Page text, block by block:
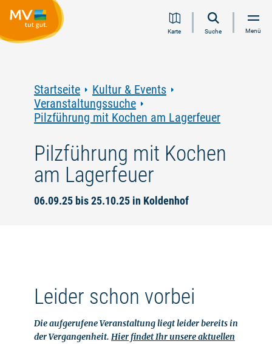
Inhalt
Navigation
Volltextsuche
FooterKarte Suche Menü
Startseite
Kultur & Events
Veranstaltungssuche
Pilzführung mit Kochen am Lagerfeuer
Pilzführung mit Kochen
am Lagerfeuer
06.09.25 bis 25.10.25 in Koldenhof
Leider schon vorbei
Die aufgerufene Veranstaltung liegt leider bereits in
der Vergangenheit. Hier findet Ihr unsere aktuellen